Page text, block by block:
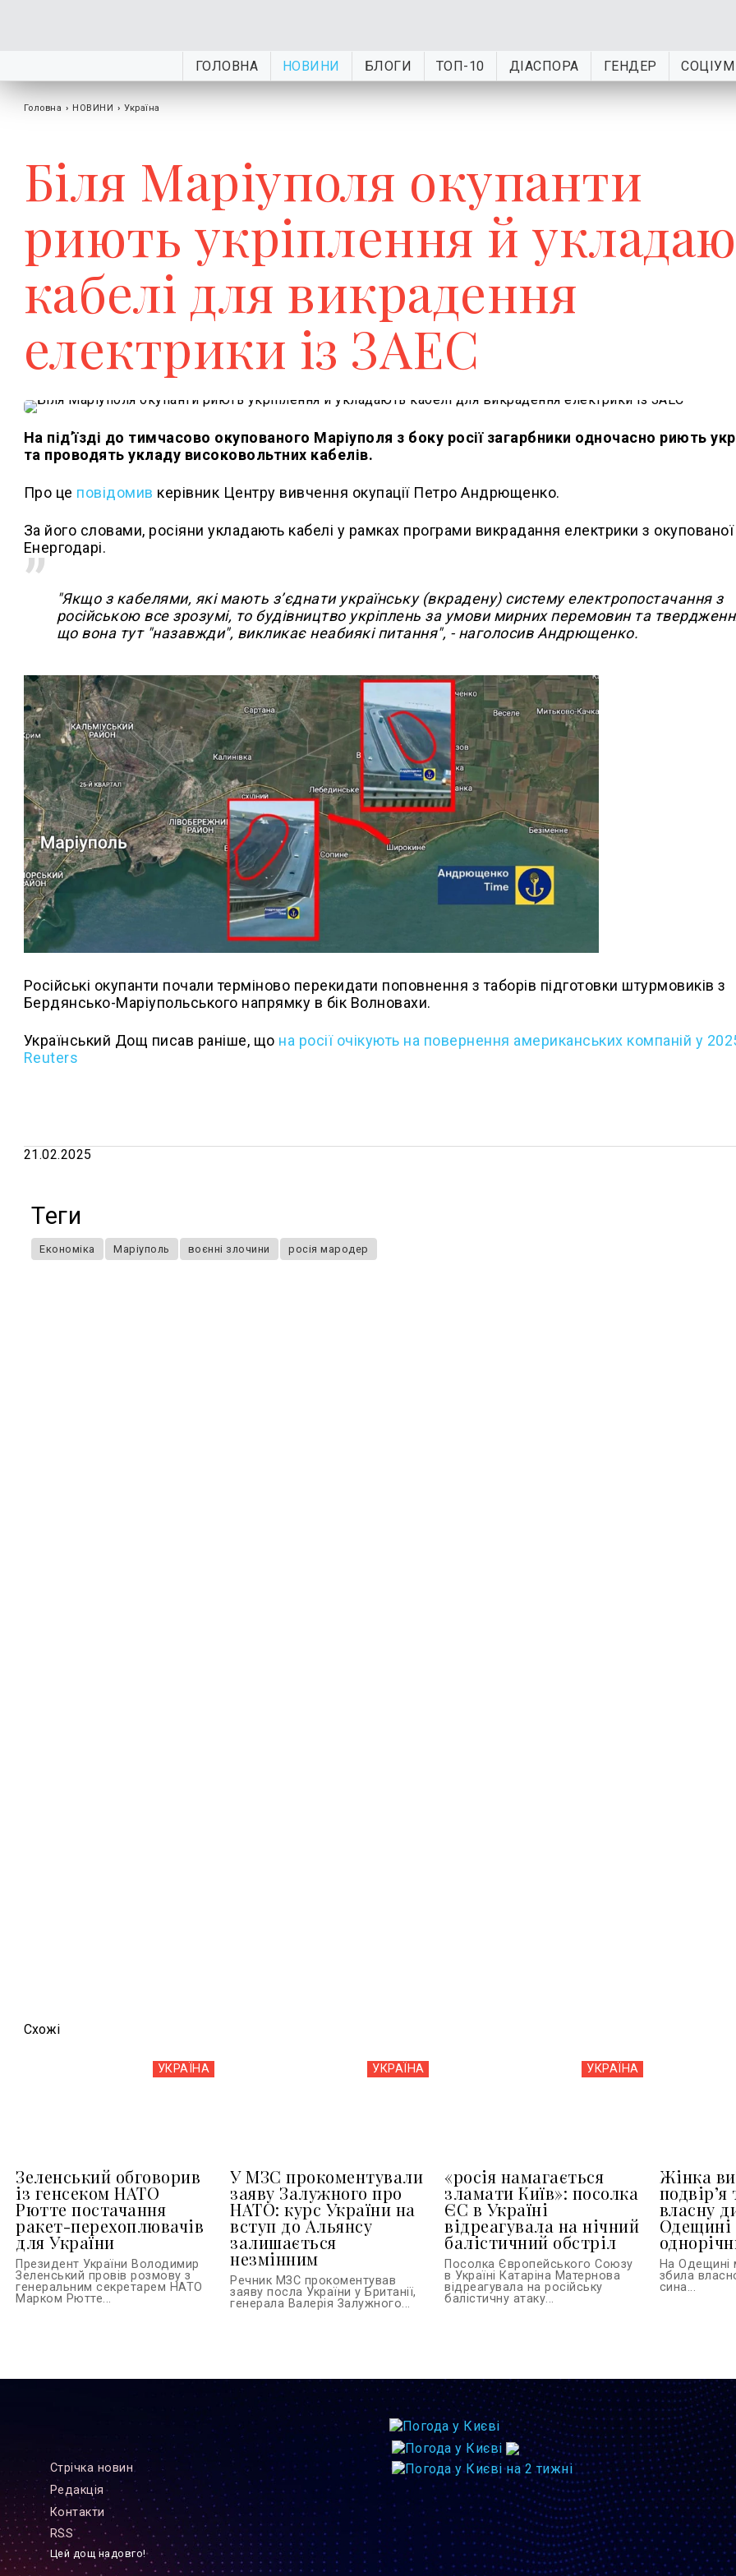
ГОЛОВНА НОВИНИ БЛОГИ ТОП-10 ДІАСПОРА ГЕНДЕР СОЦІУМ
Головна › НОВИНИ › Україна
Біля Маріуполя окупанти
риють укріплення й
кабелі для викрадення
електрики із ЗАЕС
На під’їзді до тимчасово окупованого Маріуполя з боку росії загарбники одночасно риють
та проводять укладу високовольтних кабелів.
Про це повідомив керівник Центру вивчення окупації Петро Андрющенко.
За його словами, росіяни укладають кабелі у рамках програми викрадання електрики з
Енергодарі.
"Якщо з кабелями, які мають з’єднати українську (вкрадену) систему електропостачання з
російською все зрозумі, то будівництво укріплень за умови мирних перемовин та
що вона тут "назавжди", викликає неабиякі питання", - наголосив Андрющенко.
Російські окупанти почали терміново перекидати поповнення з таборів підготовки штурмовиків з
Бердянсько-Маріупольського напрямку в бік Волновахи.
Український Дощ писав раніше, що на росії очікують на повернення американських компаній у
Reuters
21.02.2025
Теги
Економіка Маріуполь воєнні злочини росія мародер
Схожi
УКРАЇНА
Зеленський обговорив
із генсеком НАТО
Рютте постачання
ракет-перехоплювачів
для України
Президент України Володимир
Зеленський провів розмову з
генеральним секретарем НАТО
Марком Рютте...
УКРАЇНА
У МЗС прокоментували
заяву Залужного про
НАТО: курс України на
вступ до Альянсу
залишається
незмінним
Речник МЗС прокоментував
заяву посла України у Британії,
генерала Валерія Залужного...
УКРАЇНА
«росія намагається
зламати Київ»: посолка
ЄС в Україні
відреагувала на нічний
балістичний обстріл
Посолка Європейського Союзу
в Україні Катаріна Матернова
відреагувала на російську
балістичну атаку...
Жінка
власну
Одещині
На Одещині
збила
сина...
Стрiчка новин
Редакцiя
Контакти
RSS
Цей дощ надовго!